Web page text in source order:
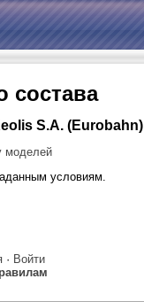
состава
S.A. (Eurobahn)
моделей
условиям.
· Войти